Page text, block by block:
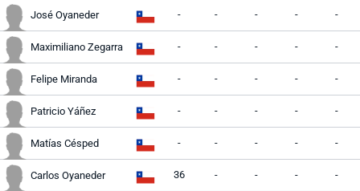
José Oyaneder - - - - -
Maximiliano Zegarra - - - - -
Felipe Miranda - - - - -
Patricio Yáñez - - - - -
Matías Césped - - - - -
Carlos Oyaneder 36 - - - -